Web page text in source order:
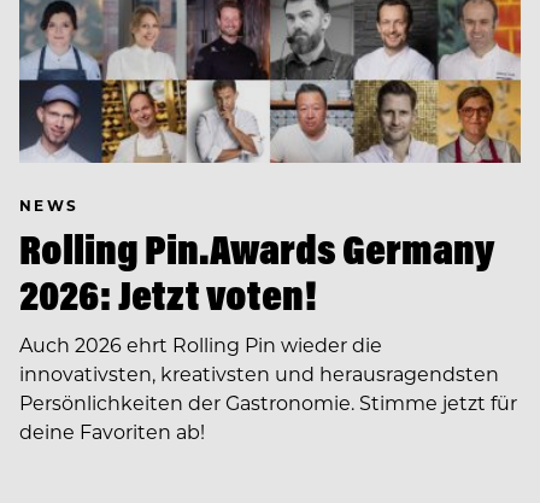
NEWS
Rolling Pin.Awards Germany
2026: Jetzt voten!
Auch 2026 ehrt Rolling Pin wieder die
innovativsten, kreativsten und herausragendsten
Persönlichkeiten der Gastronomie. Stimme jetzt für
deine Favoriten ab!